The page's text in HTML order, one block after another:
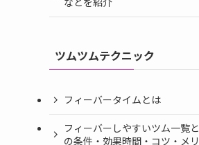
ツムツムテクニック
フィーバータイムとは
フィーバーしやすいツム一覧
の条件・効果時間・コツ・メ